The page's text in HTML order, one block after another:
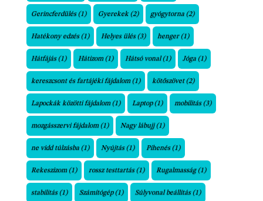
Gerincferdülés(1) Gyerekek(2) gyógytorna(2)
Hatékony edzés(1) Helyes ülés(3) henger(1)
Hátfájás(1) Hátizom(1) Hátsó vonal(1) Jóga(1)
kereszcsont és fartájéki fájdalom(1) kötőszövet(2)
Lapockák közötti fájdalom(1) Laptop(1) mobilitás(3)
mozgásszervi fájdalom(1) Nagy lábujj(1)
ne vidd túlzásba(1) Nyújtás(1) Pihenés(1)
Rekeszizom(1) rossz testtartás(1) Rugalmasság(1)
stabilitás(1) Számítógép(1) Súlyvonal beállítás(1)